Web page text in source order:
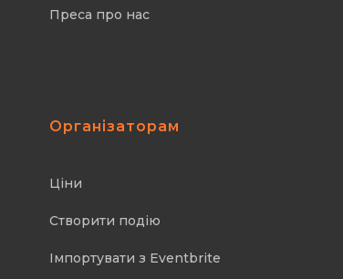
Преса про нас
Організаторам
Ціни
Створити подію
Імпортувати з Eventbrite